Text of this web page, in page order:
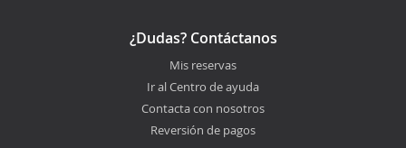
¿Dudas? Contáctanos
Mis reservas
Ir al Centro de ayuda
Contacta con nosotros
Reversión de pagos